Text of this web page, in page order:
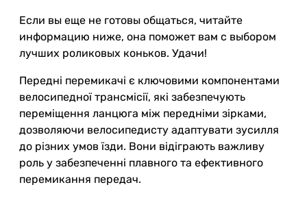
Если вы еще не готовы общаться, читайте
информацию ниже, она поможет вам с выбором
лучших роликовых коньков. Удачи!
Передні перемикачі є ключовими компонентами
велосипедної трансмісії, які забезпечують
переміщення ланцюга між передніми зірками,
дозволяючи велосипедисту адаптувати зусилля
до різних умов їзди. Вони відіграють важливу
роль у забезпеченні плавного та ефективного
перемикання передач.